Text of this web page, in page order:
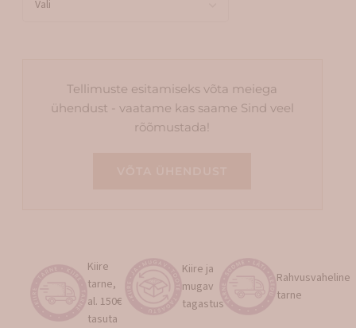
Tellimuste esitamiseks võta meiega
ühendust - vaatame kas saame Sind veel
rõõmustada!
Kiire
tarne,
al. 150€
tasuta
Kiire ja
mugav
tagastus
Rahvusvaheline
tarne